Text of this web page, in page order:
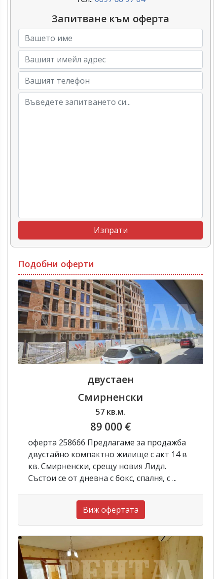
Запитване към оферта
Подобни оферти
двустаен
Смирненски
57 кв.м.
89 000 €
оферта 258666 Предлагаме за продажба
двустайно компактно жилище с акт 14 в
кв. Смирненски, срещу новия Лидл.
Състои се от дневна с бокс, спалня, с ...
Виж офертата